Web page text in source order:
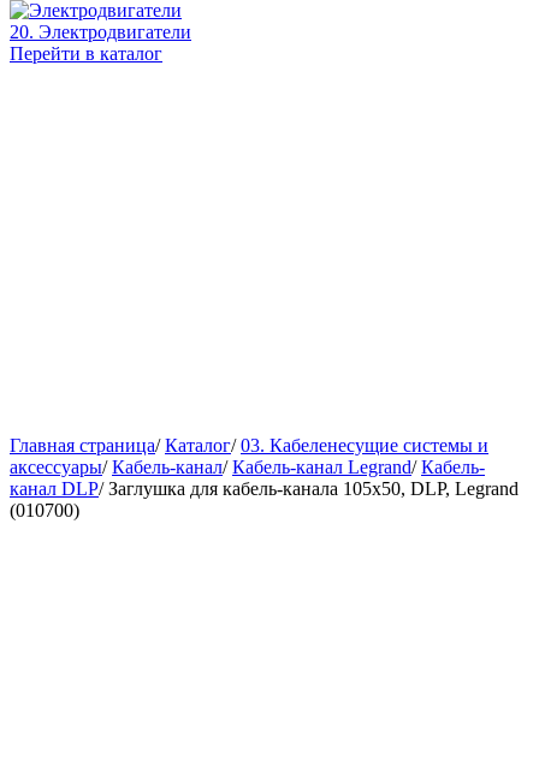
20. Электродвигатели
Перейти в каталог
Главная страница/ Каталог/ 03. Кабеленесущие системы и
аксессуары/ Кабель-канал/ Кабель-канал Legrand/ Кабель-
канал DLP/ Заглушка для кабель-канала 105х50, DLP, Legrand
(010700)